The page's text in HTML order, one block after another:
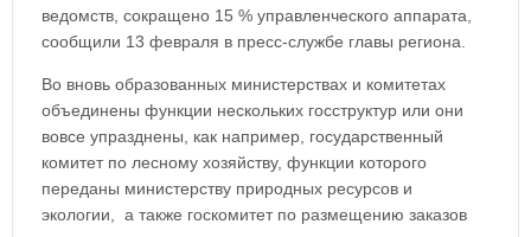
ведомств, сокращено 15 % управленческого аппарата,
сообщили 13 февраля в пресс-службе главы региона.
Во вновь образованных министерствах и комитетах
объединены функции нескольких госструктур или они
вовсе упразднены, как например, государственный
комитет по лесному хозяйству, функции которого
переданы министерству природных ресурсов и
экологии, а также госкомитет по размещению заказов